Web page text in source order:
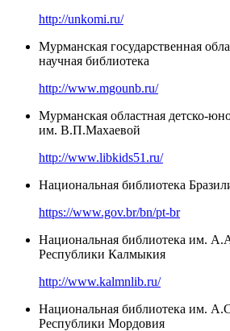
http://unkomi.ru/
Мурманская государственная
научная библиотека
http://www.mgounb.ru/
Мурманская областная детско-
им. В.П.Махаевой
http://www.libkids51.ru/
Национальная библиотека
https://www.gov.br/bn/pt-br
Национальная библиотека им.
Республики Калмыкия
http://www.kalmnlib.ru/
Национальная библиотека им.
Республики Мордовия